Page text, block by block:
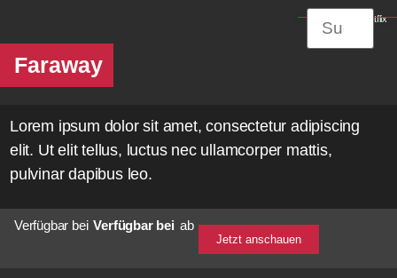
© Netflix
Faraway
Lorem ipsum dolor sit amet, consectetur adipiscing
elit. Ut elit tellus, luctus nec ullamcorper mattis,
pulvinar dapibus leo.
Verfügbar bei Verfügbar bei ab
Jetzt anschauen